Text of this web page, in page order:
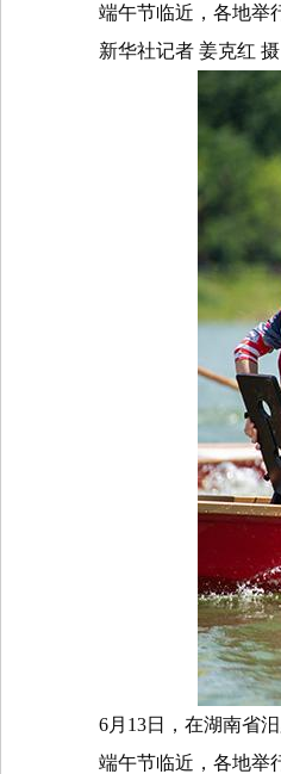
端午节临近，各地举
新华社记者 姜克红 摄
6月 13日，在湖南省
端午节临近，各地举